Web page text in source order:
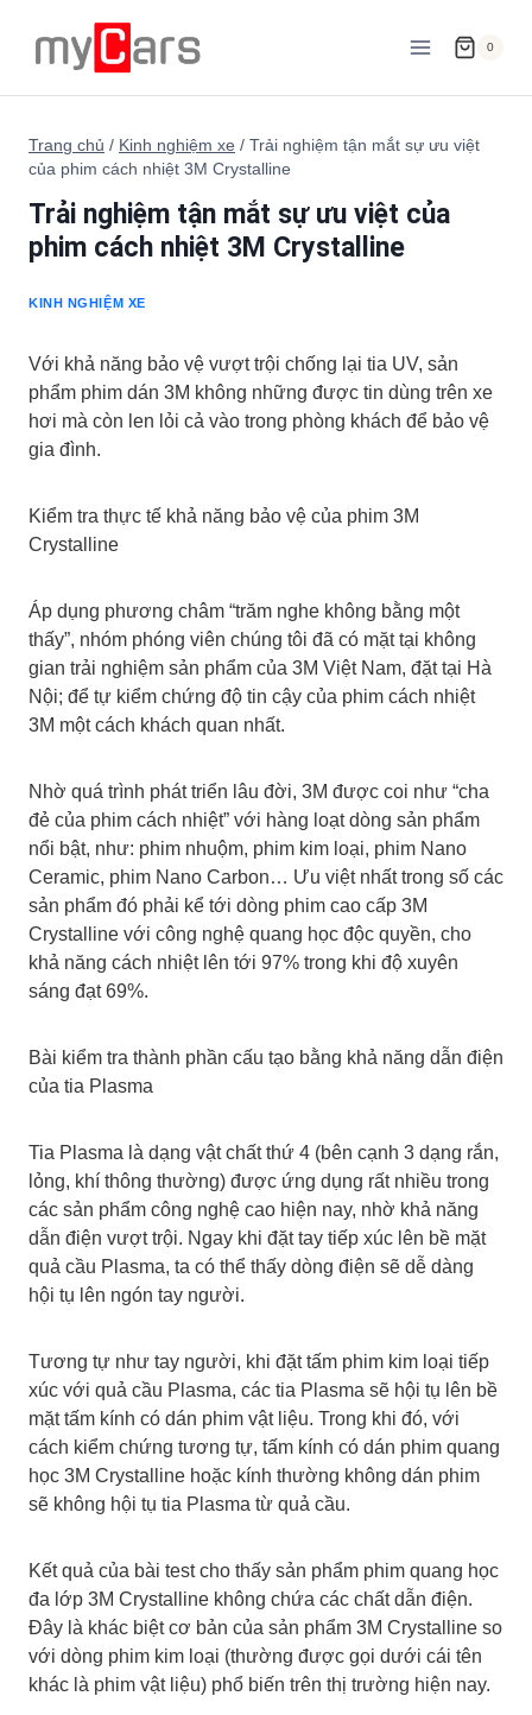
content
0
Trang chủ / Kinh nghiệm xe / Trải nghiệm tận mắt sự ưu việt
của phim cách nhiệt 3M Crystalline
Trải nghiệm tận mắt sự ưu việt của
phim cách nhiệt 3M Crystalline
KINH NGHIỆM XE
Với khả năng bảo vệ vượt trội chống lại tia UV, sản
phẩm phim dán 3M không những được tin dùng trên xe
hơi mà còn len lỏi cả vào trong phòng khách để bảo vệ
gia đình.
Kiểm tra thực tế khả năng bảo vệ của phim 3M
Crystalline
Áp dụng phương châm “trăm nghe không bằng một
thấy”, nhóm phóng viên chúng tôi đã có mặt tại không
gian trải nghiệm sản phẩm của 3M Việt Nam, đặt tại Hà
Nội; để tự kiểm chứng độ tin cậy của phim cách nhiệt
3M một cách khách quan nhất.
Nhờ quá trình phát triển lâu đời, 3M được coi như “cha
đẻ của phim cách nhiệt” với hàng loạt dòng sản phẩm
nổi bật, như: phim nhuộm, phim kim loại, phim Nano
Ceramic, phim Nano Carbon… Ưu việt nhất trong số các
sản phẩm đó phải kể tới dòng phim cao cấp 3M
Crystalline với công nghệ quang học độc quyền, cho
khả năng cách nhiệt lên tới 97% trong khi độ xuyên
sáng đạt 69%.
Bài kiểm tra thành phần cấu tạo bằng khả năng dẫn điện
của tia Plasma
Tia Plasma là dạng vật chất thứ 4 (bên cạnh 3 dạng rắn,
lỏng, khí thông thường) được ứng dụng rất nhiều trong
các sản phẩm công nghệ cao hiện nay, nhờ khả năng
dẫn điện vượt trội. Ngay khi đặt tay tiếp xúc lên bề mặt
quả cầu Plasma, ta có thể thấy dòng điện sẽ dễ dàng
hội tụ lên ngón tay người.
Tương tự như tay người, khi đặt tấm phim kim loại tiếp
xúc với quả cầu Plasma, các tia Plasma sẽ hội tụ lên bề
mặt tấm kính có dán phim vật liệu. Trong khi đó, với
cách kiểm chứng tương tự, tấm kính có dán phim quang
học 3M Crystalline hoặc kính thường không dán phim
sẽ không hội tụ tia Plasma từ quả cầu.
Kết quả của bài test cho thấy sản phẩm phim quang học
đa lớp 3M Crystalline không chứa các chất dẫn điện.
Đây là khác biệt cơ bản của sản phẩm 3M Crystalline so
với dòng phim kim loại (thường được gọi dưới cái tên
khác là phim vật liệu) phổ biến trên thị trường hiện nay.